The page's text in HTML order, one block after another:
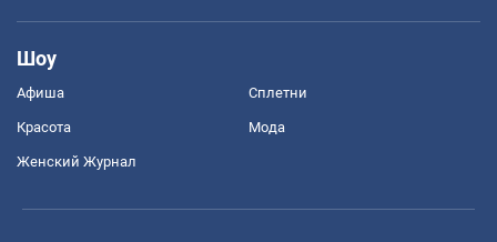
Шоу
Афиша Сплетни
Красота Мода
Женский Журнал